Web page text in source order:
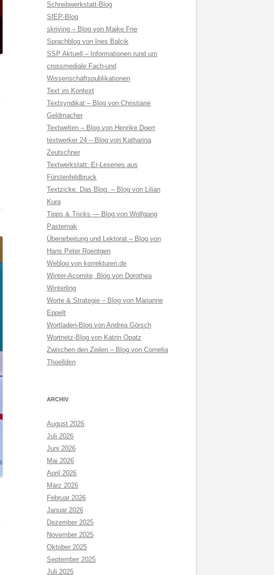
Schreibwerkstatt-Blog
SfEP-Blog
skriving – Blog von Maike Frie
Sprachblog von Ines Balcik
SSP Aktuell – Informationen rund um
crossmediale Fach-und
Wissenschaftspublikationen
Text im Kontext
Textsyndikat – Blog von Christiane
Geldmacher
Textwelten – Blog von Henrike Doerr
textwerker 24 – Blog von Katharina
Zeutschner
Textwerkstatt: Er-Lesenes aus
Fürstenfeldbruck
Textzicke. Das Blog. – Blog von Lilian
Kura
Tipps & Tricks — Blog von Wolfgang
Pasternak
Überarbeitung und Lektorat – Blog von
Hans Peter Roentgen
Weblog von korrekturen.de
Winter-Acomite, Blog von Dorothea
Winterling
Worte & Strategie – Blog von Marianne
Eppelt
Wortladen-Blog von Andrea Görsch
Wortnetz-Blog von Katrin Opatz
Zwischen den Zeilen – Blog von Cornelia
Thoellden
ARCHIV
August 2026
Juli 2026
Juni 2026
Mai 2026
April 2026
März 2026
Februar 2026
Januar 2026
Dezember 2025
November 2025
Oktober 2025
September 2025
Juli 2025